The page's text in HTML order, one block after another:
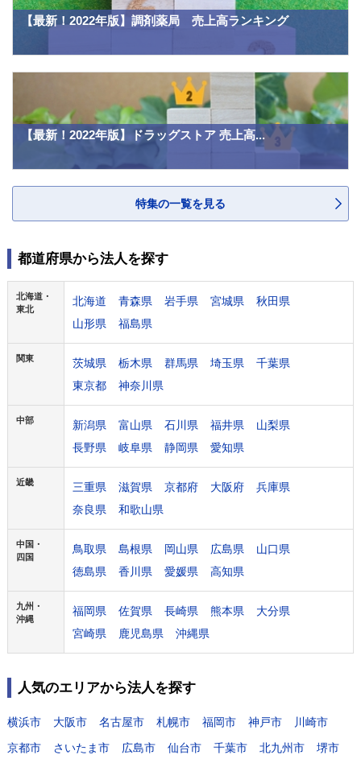
【最新！2022年版】調剤薬局 売上高ランキング
【最新！2022年版】ドラッグストア 売上高...
特集の一覧を見る
都道府県から法人を探す
北海道・
東北
北海道 青森県 岩手県 宮城県
秋田県
山形県
福島県
関東 茨城県 栃木県 群馬県 埼玉県
千葉県
東京都
神奈川県
中部 新潟県 富山県 石川県 福井県
山梨県
長野県
岐阜県 静岡県 愛知県
近畿 三重県 滋賀県 京都府 大阪府
兵庫県
奈良県
和歌山県
中国・
四国
鳥取県 島根県 岡山県 広島県
山口県
徳島県
香川県 愛媛県 高知県
九州・
沖縄
福岡県 佐賀県 長崎県 熊本県
大分県
宮崎県
鹿児島県 沖縄県
人気のエリアから法人を探す
横浜市 大阪市 名古屋市 札幌市 福岡市 神戸市
川崎市
京都市
さいたま市 広島市 仙台市 千葉市 北九州市 堺市